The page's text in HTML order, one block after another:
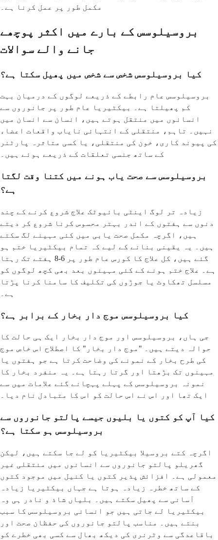
مکمل طور پر عمل کرنا ہے۔
بروسیلوسس کے بارے میں اکثر پوچھے
جانے والے سوالات
کیا بروسیلوسس شخص سے شخص میں پھیل سکتا ہے؟
بروسیلوسس عام رابطے کے ذریعے لوگوں کے درمیان بہت
کم پھیلتا ہے۔ بیکٹیریا عام طور پر جانوروں سے
انسانوں میں منتقل ہوتے ہیں، انسان سے انسان میں
نہیں۔ تاہم، منتقلی کے انتہائی نایاب واقعات اعضاء
کی پیوند کاری، خون کی منتقلی، یا کسی متاثرہ پارٹنر
کے ساتھ جنسی تعلقات کے ذریعے ہوئے ہیں۔
بروسیلوسس سے صحت یاب ہونے میں کتنا وقت لگتا
ہے؟
زیادہ تر لوگ اینٹی بائیوٹک علاج شروع کرنے کے چند
دنوں سے ہفتوں کے اندر بہتر محسوس کرنا شروع کر دیتے
ہیں، اگرچہ مکمل صحت یابی میں کئی مہینے لگ سکتے
ہیں۔ یہ یقینی بنانے کے لیے کہ تمام بیکٹیریا ختم ہو
گئے ہیں، کل علاج کا کورس عام طور پر 6-8 ہفتے تک رہتا
ہے۔ علاج ختم ہونے کے کئی مہینوں بعد بھی کچھ لوگوں کو
مسلسل تھکاوٹ یا جوڑوں کی تکلیف کا سامنا کرنا پڑتا
ہے۔
کیا بروسیلوسس موج دار بخار کے برابر ہے؟
جی ہاں، بروسیلوسس اور موج دار بخار ایک ہی حالت کا
حوالہ دیتے ہیں۔ "موج دار بخار" کا اصطلاح اس خاص موج
کی طرح بخار کے نمونے کی وضاحت کرتا ہے جو ہفتوں یا
مہینوں تک بڑھتا اور گرتا رہتا ہے۔ یہ منفرد بخار کا
نمونہ بروسیلوسس کے پہلے پہچانے گئے علامات میں سے
ایک تھا اور اس نے اس حالت کو اس کا متبادل نام دیا۔
کیا آپ کو کتوں یا بلیوں جیسے پالتو جانوروں سے
بروسیلوسس ہو سکتا ہے؟
اگرچہ کتے بروسیلا بیکٹیریا کو لے جا سکتے ہیں، لیکن
گھریلو پالتو جانوروں سے انسانوں میں منتقلی غیر
معمولی ہے۔ افزائش پذیر کتوں یا کنیل میں موجود کتوں
کے ساتھ خطرہ زیادہ ہوتا ہے جہاں بیکٹیریا زیادہ
آسانی سے پھیل سکتے ہیں۔ بلیاں شاذ و نادر ہی وہ
بیکٹیریا لے جاتی ہیں جو انسانی بروسیلوسس کا سبب
بنتے ہیں۔ مناسب پالتو جانوروں کی حفظان صحت اور
باقاعدگی سے وٹرنری کی دیکھ بھال سے کسی بھی خطرے کو